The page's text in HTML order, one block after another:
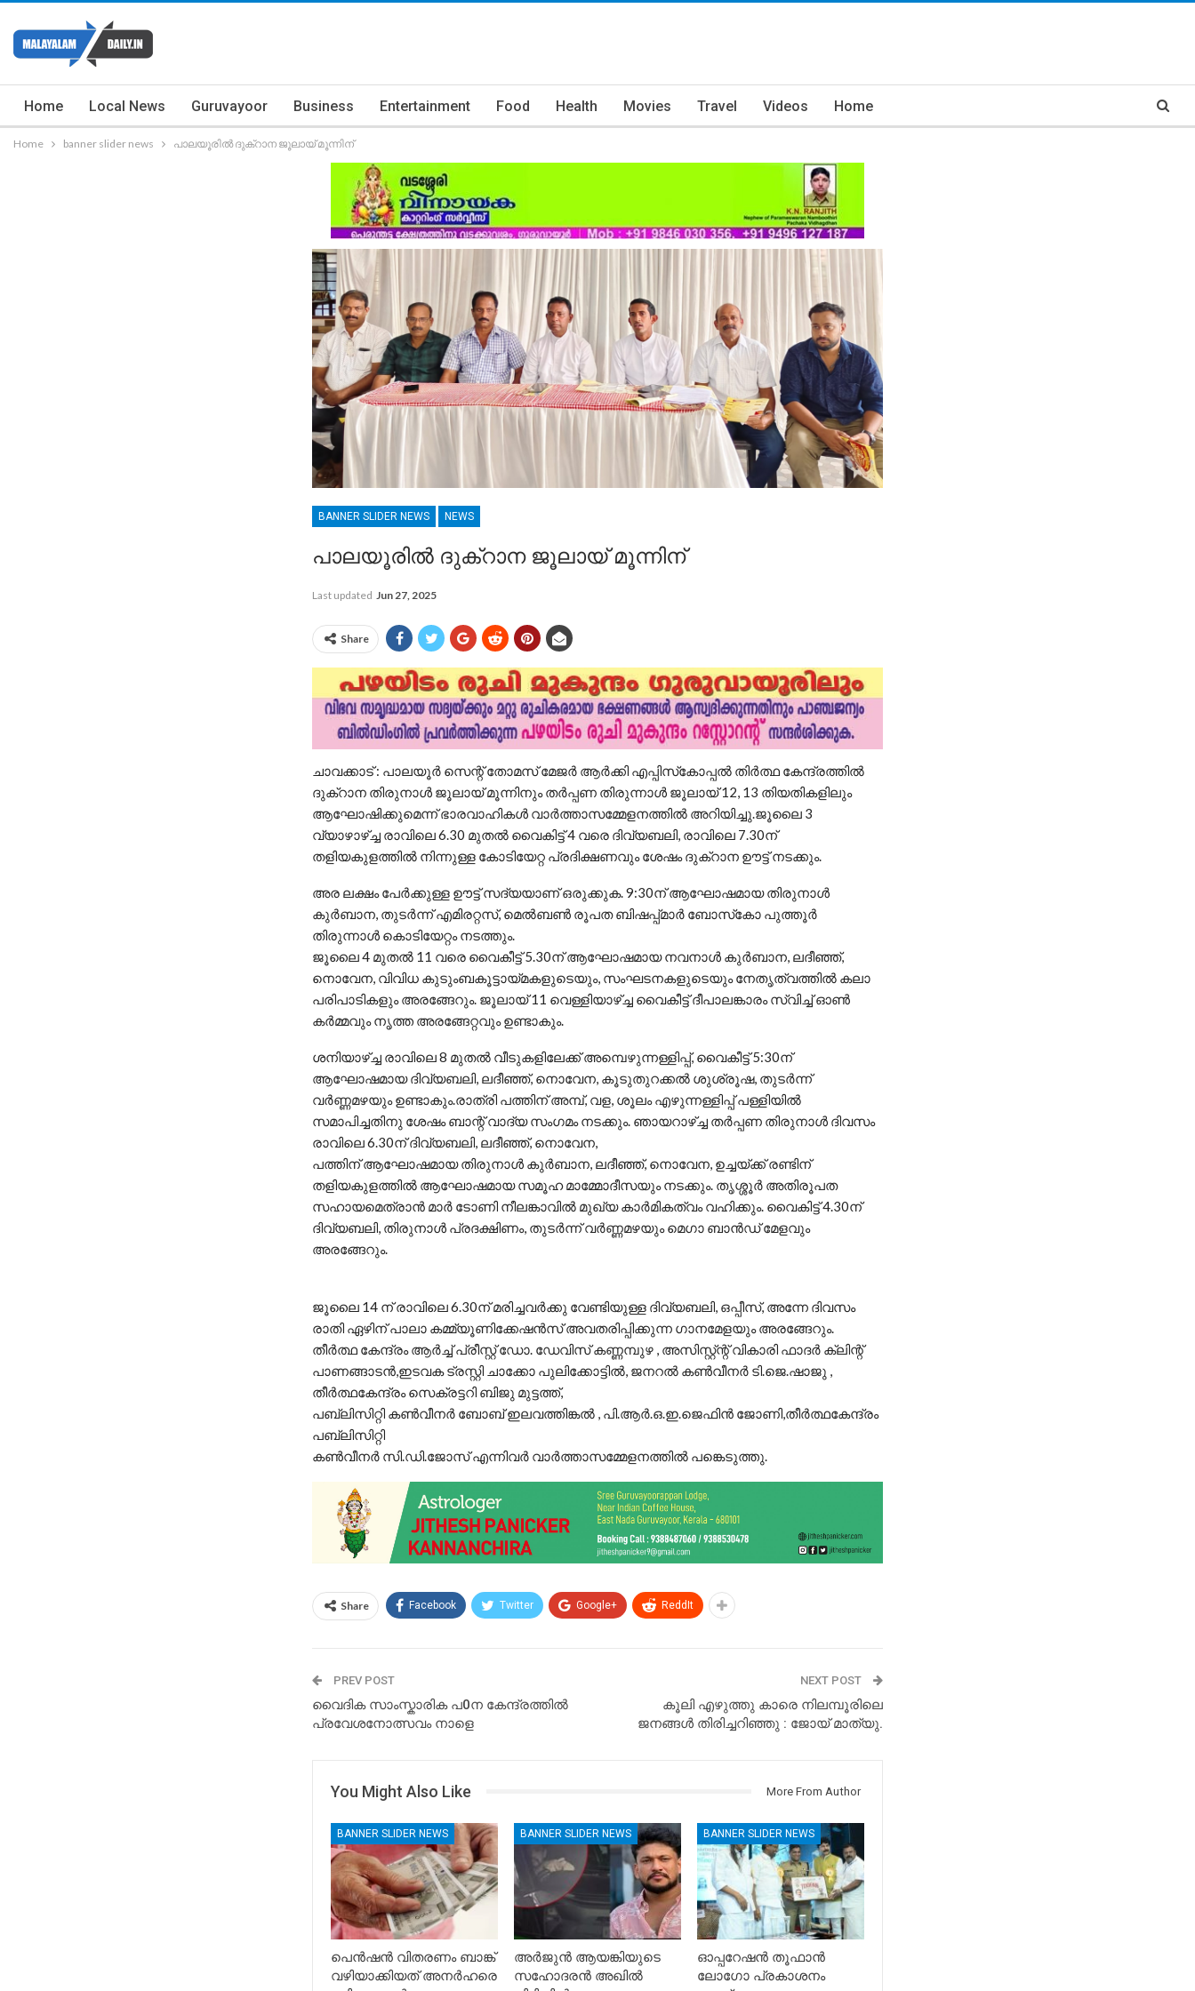
Home Local News Guruvayoor Business Entertainment Food Health Movies Travel Videos Home
Home banner slider news പാലയൂരിൽ ദുക്റാന ജൂലായ് മൂന്നിന്
BANNER SLIDER NEWS NEWS
പാലയൂരിൽ ദുക്റാന ജൂലായ് മൂന്നിന്
Last updated Jun 27, 2025
Share
ചാവക്കാട് : പാലയൂര്‍ സെന്റ് തോമസ് മേജര്‍ ആര്‍ക്കി എപ്പിസ്‌കോപ്പല്‍ തിര്‍ത്ഥ കേന്ദ്രത്തിൽ
ദുക്റാന തിരുനാൾ ജൂലായ് മൂന്നിനും തര്‍പ്പണ തിരുന്നാള്‍ ജൂലായ് 12, 13 തിയതികളിലും
ആഘോഷിക്കുമെന്ന് ഭാരവാഹികള്‍ വാര്‍ത്താസമ്മേളനത്തില്‍ അറിയിച്ചു.ജൂലൈ 3
വ്യാഴാഴ്ച്ച രാവിലെ 6.30 മുതല്‍ വൈകിട്ട് 4 വരെ ദിവ്യബലി, രാവിലെ 7.30ന്
തളിയകുളത്തില്‍ നിന്നുള്ള കോടിയേറ്റ പ്രദിക്ഷണവും ശേഷം ദുക്‌റാന ഊട്ട് നടക്കും.
അര ലക്ഷം പേർക്കുള്ള ഊട്ട് സദ്യയാണ് ഒരുക്കുക. 9:30ന് ആഘോഷമായ തിരുനാള്‍
കുര്‍ബാന, തുടർന്ന് എമിരറ്റസ്, മെല്‍ബണ്‍ രൂപത ബിഷപ്പ്മാര്‍ ബോസ്‌കോ പുത്തൂര്‍
തിരുന്നാള്‍ കൊടിയേറ്റം നടത്തും.
ജൂലൈ 4 മുതല്‍ 11 വരെ വൈകീട്ട് 5.30ന് ആഘോഷമായ നവനാള്‍ കുര്‍ബാന, ലദീഞ്ഞ്,
നൊവേന, വിവിധ കുടുംബകൂട്ടായ്മകളുടെയും, സംഘടനകളുടെയും നേതൃത്വത്തില്‍ കലാ
പരിപാടികളും അരങ്ങേറും. ജൂലായ് 11 വെള്ളിയാഴ്ച്ച വൈകീട്ട് ദീപാലങ്കാരം സ്വിച്ച് ഓൺ
കർമ്മവും നൃത്ത അരങ്ങേറ്റവും ഉണ്ടാകും.
ശനിയാഴ്ച്ച രാവിലെ 8 മുതല്‍ വീടുകളിലേക്ക് അമ്പെഴുന്നള്ളിപ്പ്, വൈകീട്ട് 5:30ന്
ആഘോഷമായ ദിവ്യബലി, ലദീഞ്ഞ്, നൊവേന, കൂടുതുറക്കല്‍ ശുശ്രൂഷ, തുടര്‍ന്ന്
വര്‍ണ്ണമഴയും ഉണ്ടാകും.രാത്രി പത്തിന് അമ്പ്, വള, ശൂലം എഴുന്നള്ളിപ്പ് പള്ളിയില്‍
സമാപിച്ചതിനു ശേഷം ബാന്റ് വാദ്യ സംഗമം നടക്കും. ഞായറാഴ്ച്ച തര്‍പ്പണ തിരുനാള്‍ ദിവസം
രാവിലെ 6.30ന് ദിവ്യബലി, ലദീഞ്ഞ്, നൊവേന,
പത്തിന് ആഘോഷമായ തിരുനാള്‍ കുര്‍ബാന, ലദീഞ്ഞ്, നൊവേന, ഉച്ചയ്ക്ക് രണ്ടിന്
തളിയകുളത്തില്‍ ആഘോഷമായ സമൂഹ മാമ്മോദീസയും നടക്കും. തൃശ്ശൂര്‍ അതിരൂപത
സഹായമെത്രാന്‍ മാര്‍ ടോണി നീലങ്കാവില്‍ മുഖ്യ കാര്‍മികത്വം വഹിക്കും. വൈകിട്ട് 4.30ന്
ദിവ്യബലി, തിരുനാള്‍ പ്രദക്ഷിണം, തുടര്‍ന്ന് വര്‍ണ്ണമഴയും മെഗാ ബാന്‍ഡ് മേളവും
അരങ്ങേറും.
ജൂലൈ 14 ന് രാവിലെ 6.30ന് മരിച്ചവര്‍ക്കു വേണ്ടിയുള്ള ദിവ്യബലി, ഒപ്പീസ്, അന്നേ ദിവസം
രാതി ഏഴിന് പാലാ കമ്മ്യൂണിക്കേഷന്‍സ് അവതരിപ്പിക്കുന്ന ഗാനമേളയും അരങ്ങേറും.
തീര്‍ത്ഥ കേന്ദ്രം ആര്‍ച്ച് പ്രീസ്റ്റ് ഡോ. ഡേവിസ് കണ്ണമ്പുഴ , അസിസ്റ്റ്ന്റ് വികാരി ഫാദർ ക്ലിന്റ്
പാണങ്ങാടന്‍,ഇടവക ട്രസ്റ്റി ചാക്കോ പുലിക്കോട്ടില്‍, ജനറല്‍ കണ്‍വീനര്‍ ടി.ജെ.ഷാജു ,
തീര്‍ത്ഥകേന്ദ്രം സെക്രട്ടറി ബിജു മുട്ടത്ത്,
പബ്ലിസിറ്റി കണ്‍വീനര്‍ ബോബ് ഇലവത്തിങ്കല്‍ , പി.ആര്‍.ഒ.ഇ.ജെഫിന്‍ ജോണി,തീര്‍ത്ഥകേന്ദ്രം
പബ്ലിസിറ്റി
കണ്‍വീനര്‍ സി.ഡി.ജോസ് എന്നിവര്‍ വാർത്താസമ്മേളനത്തിൽ പങ്കെടുത്തു.
Share Facebook Twitter Google+ ReddIt
PREV POST
വൈദിക സാംസ്കാരിക പ0ന കേന്ദ്രത്തിൽ
പ്രവേശനോത്സവം നാളെ
NEXT POST
കൂലി എഴുത്തു കാരെ നിലമ്പൂരിലെ
ജനങ്ങൾ തിരിച്ചറിഞ്ഞു : ജോയ് മാത്യു.
You Might Also Like More From Author
BANNER SLIDER NEWS
പെൻഷൻ വിതരണം ബാങ്ക്
വഴിയാക്കിയത് അനർഹരെ
BANNER SLIDER NEWS
അർജുൻ ആയങ്കിയുടെ
സഹോദരൻ അഖിൽ
BANNER SLIDER NEWS
ഓപ്പറേഷൻ തൂഫാൻ
ലോഗോ പ്രകാശനം